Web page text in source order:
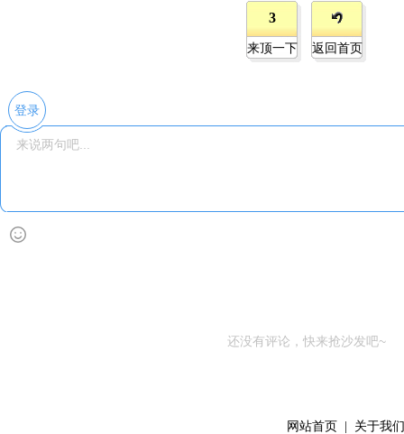
3
来顶一下 返回首页
登录
还没有评论，快来抢沙发吧~
网站首页 关于我们